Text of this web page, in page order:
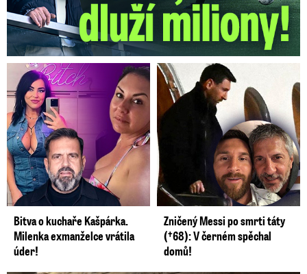
Bitva o kuchaře Kašpárka.
Milenka exmanželce vrátila
úder!
Zničený Messi po smrti táty
(†68): V černém spěchal
domů!